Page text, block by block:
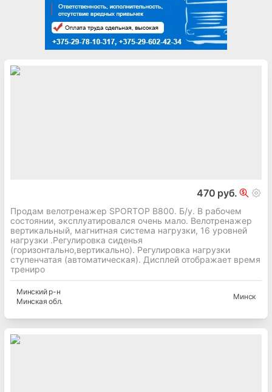
470 руб.
Продам велотренажер SPORTOP B800. Б/у. В рабочем
состоянии, эксплуатировался очень мало. Велотренажер
вертикальный, магнитная система нагрузки, 16 уровней
нагрузки .Регулировка сиденья
(горизонтально,вертикально). Регулировка нагрузки
ступенчатая (автоматическая). Дисплей отображает время
трениро
Минскийр-н
Минская обл.
Минск